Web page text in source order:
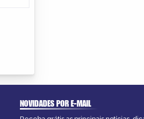
NOVIDADES POR E-MAIL